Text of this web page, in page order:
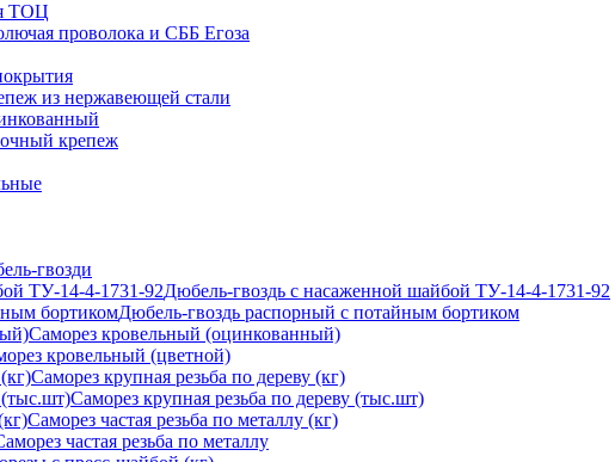
ТОЦ
проволока и СББ Егоза
из нержавеющей стали
крепеж
гвозди
Дюбель-гвоздь с насаженной шайбой ТУ-14-4-1731-92
Дюбель-гвоздь распорный с потайным бортиком
Саморез кровельный (оцинкованный)
кровельный (цветной)
Саморез крупная резьба по дереву (кг)
Саморез крупная резьба по дереву (тыс.шт)
Саморез частая резьба по металлу (кг)
частая резьба по металлу